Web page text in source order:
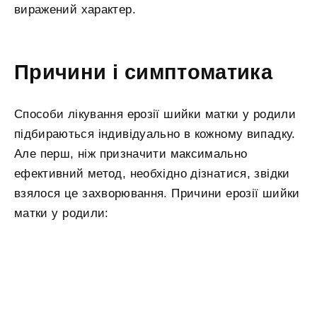
виражений характер.
Причини і симптоматика
Способи лікування ерозії шийки матки у родили
підбираються індивідуально в кожному випадку.
Але перш, ніж призначити максимально
ефективний метод, необхідно дізнатися, звідки
взялося це захворювання. Причини ерозії шийки
матки у родили: